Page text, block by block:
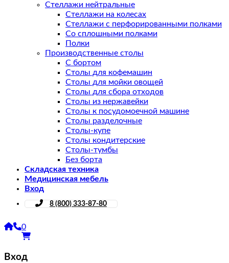
Стеллажи нейтральные
Стеллажи на колесах
Стеллажи с перфорированными полками
Со сплошными полками
Полки
Производственные столы
С бортом
Столы для кофемашин
Столы для мойки овощей
Столы для сбора отходов
Столы из нержавейки
Столы к посудомоечной машине
Столы разделочные
Столы-купе
Столы кондитерские
Столы-тумбы
Без борта
Складская техника
Медицинская мебель
Вход
8 (800) 333-87-80
0
Вход